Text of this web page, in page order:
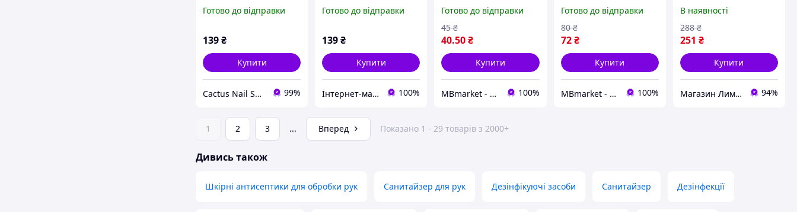
Готово до відправки
139₴
Купити
Cactus Nail Shop 99%
Готово до відправки
139₴
Купити
Інтернет-магазин ZakharenkoStudio 100%
Готово до відправки
40.50₴
45 ₴
Купити
MBmarket - мультибрендовий магазин для б'юті майстрів 100%
Готово до відправки
72 ₴
80 ₴
Купити
MBmarket - мультибрендовий магазин для б'юті майстрів 100%
Peppermint, 500 мл
В наявності
251 ₴
288 ₴
Купити
Магазин Лимонад 94%
1 2 3 ... Вперед Показано 1 - 29 товарів з 2000+
Дивись також
Шкірні антисептики для обробки рук Санитайзер для рук Дезінфікуючі засоби Санитайзер Дезінфекції